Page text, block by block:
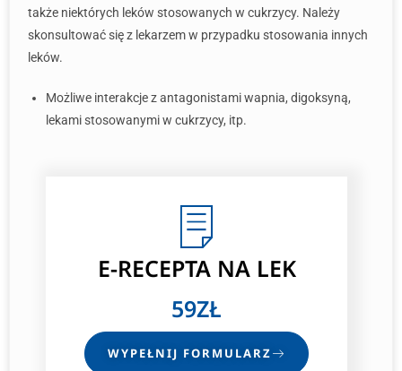
także niektórych leków stosowanych w cukrzycy. Należy
skonsultować się z lekarzem w przypadku stosowania innych
leków.
Możliwe interakcje z antagonistami wapnia, digoksyną,
lekami stosowanymi w cukrzycy, itp.
E-RECEPTA NA LEK
59ZŁ
WYPEŁNIJ FORMULARZ